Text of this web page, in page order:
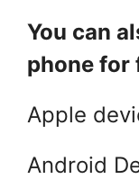
You can
phone for
Apple
Android